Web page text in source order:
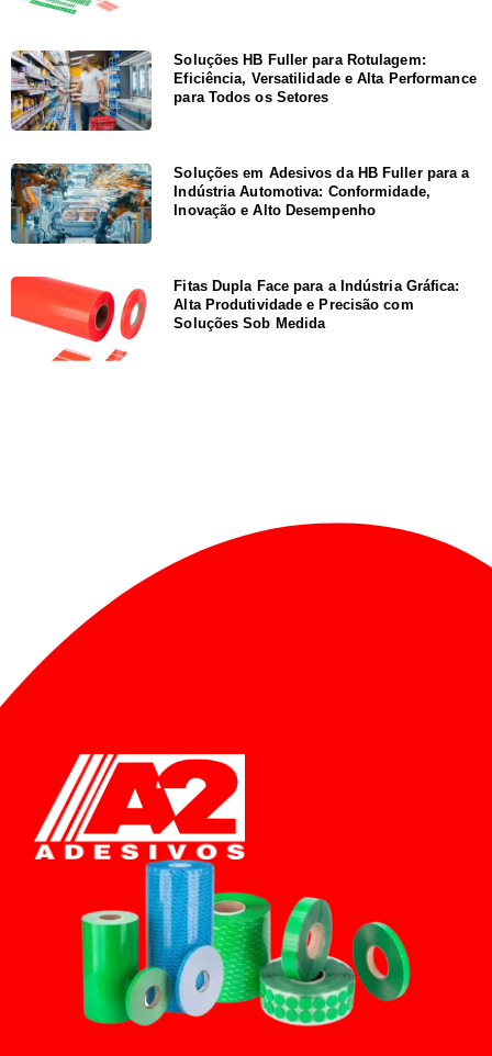
Soluções HB Fuller para Rotulagem:
Eficiência, Versatilidade e Alta Performance
para Todos os Setores
Soluções em Adesivos da HB Fuller para a
Indústria Automotiva: Conformidade,
Inovação e Alto Desempenho
Fitas Dupla Face para a Indústria Gráfica:
Alta Produtividade e Precisão com
Soluções Sob Medida